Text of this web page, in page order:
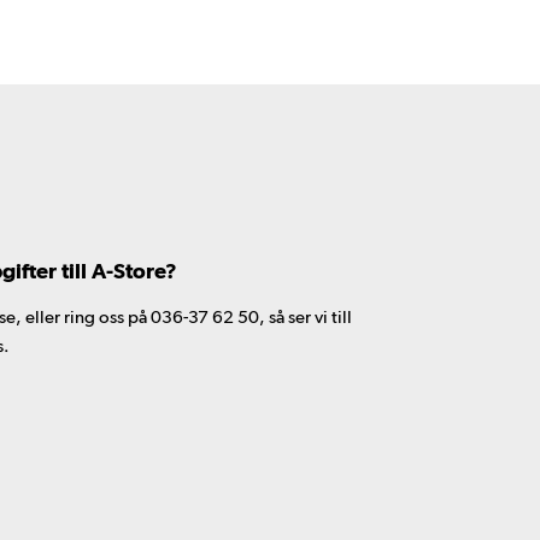
till A-Store?
eller ring oss på 036-37 62 50, så ser vi till